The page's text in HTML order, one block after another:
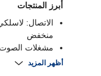
أبرز المنتجات
الاتصال:
منخفض
واضح
أظهر المزيد